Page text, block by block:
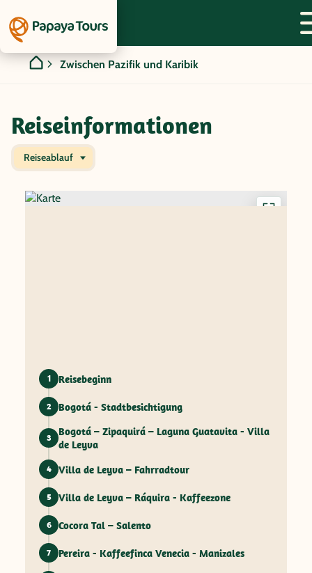
Zwischen Pazifik und Karibik
Reiseinformationen
Reiseablauf
1 Reisebeginn
2 Bogotá - Stadtbesichtigung
3
Bogotá – Zipaquirá – Laguna Guatavita - Villa
de Leyva
4 Villa de Leyva – Fahrradtour
5 Villa de Leyva – Ráquira - Kaffeezone
6 Cocora Tal – Salento
7 Pereira - Kaffeefinca Venecia - Manizales